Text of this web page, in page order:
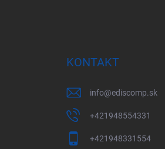
KONTAKT
info@ediscomp.sk
+421948554331
+421948331554